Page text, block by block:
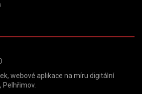
, webové aplikace na míru digitální
, Pelhřimov.